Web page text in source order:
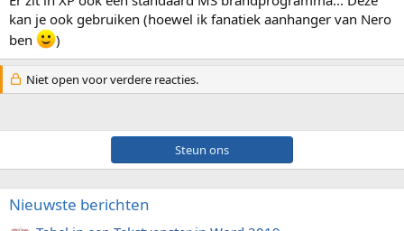
kan je ook gebruiken (hoewel ik fanatiek aanhanger van Nero
ben
)
Niet open voor verdere reacties.
Steun ons
Nieuwste berichten